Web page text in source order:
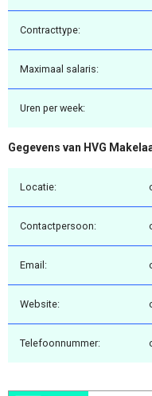
Contracttype:
Maximaal salaris:
Uren per week:
Gegevens van HVG
Locatie:
Contactpersoon:
Email:
Website:
Telefoonnummer: